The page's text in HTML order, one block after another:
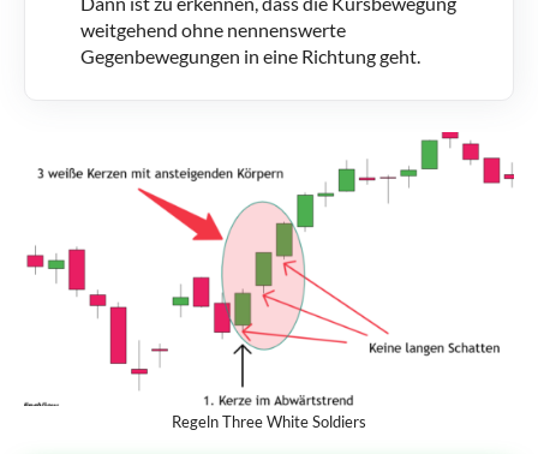
weitgehend ohne nennenswerte
Gegenbewegungen in eine Richtung geht.
Regeln Three White Soldiers